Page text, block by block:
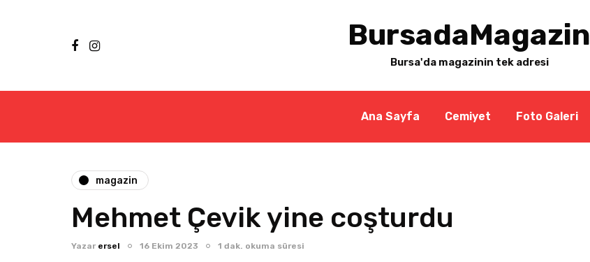
BursadaMagazin
Bursa'da magazinin tek adresi
Ana Sayfa Cemiyet Foto Galeri
magazin
Mehmet Çevik yine coşturdu
Yazar ersel 16 Ekim 2023 1 dak. okuma süresi